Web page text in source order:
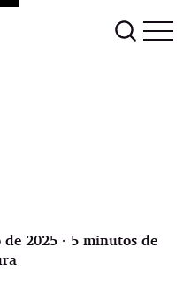
2025 ∙ 5 minutos de